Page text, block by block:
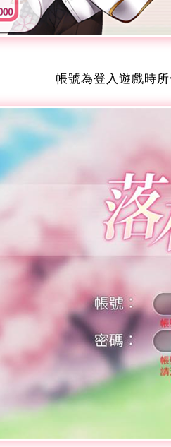
帳號為登入遊戲時